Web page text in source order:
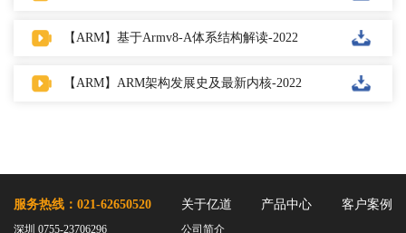
【ARM】基于Armv8-A体系结构解读-2022
【ARM】ARM架构发展史及最新内核-2022
服务热线：021-62650520
深圳 0755-23706296
关于亿道
公司简介
产品中心 客户案例